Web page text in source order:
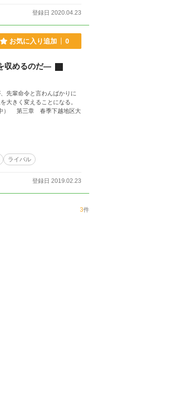
登録日 2020.04.23
お気に入り追加 0
収めるのだ―
先輩命令と言わんばかりに
大きく変えることになる。
） 第三章 春季下越地区大
ライバル
登録日 2019.02.23
3件